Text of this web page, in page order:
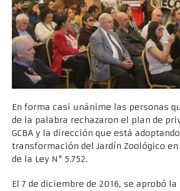
En forma casi unánime las personas
de la palabra rechazaron el plan de
GCBA y la dirección que está
transformación del Jardín Zoológico
de la Ley N° 5.752.
El 7 de diciembre de 2016, se aprobó la